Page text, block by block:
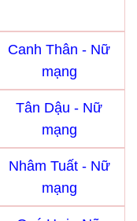
Canh Thân - Nữ
mạng
Tân Dậu - Nữ
mạng
Nhâm Tuất - Nữ
mạng